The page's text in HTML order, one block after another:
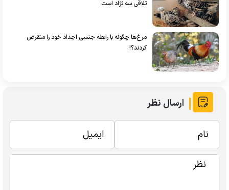
تلاقی سه نژاد است
مرغ‌ها چگونه با رابطه جنسی اجداد خود را منقرض
کردند؟!
ارسال نظر